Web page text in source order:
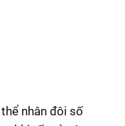
nhân đôi số